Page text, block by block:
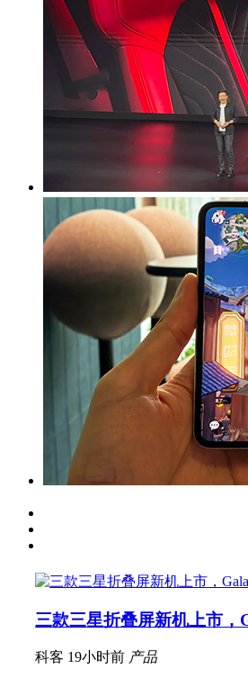
三款三星折叠屏新机上市
科客 19小时前 产品